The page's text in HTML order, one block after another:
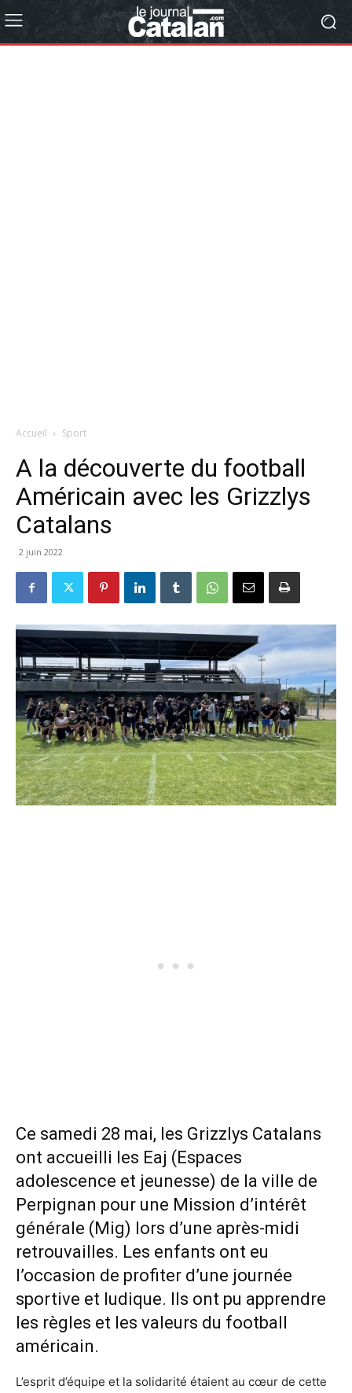
Accueil Sport
A la découverte du football
Américain avec les Grizzlys
Catalans
2 juin 2022
Ce samedi 28 mai, les Grizzlys Catalans
ont accueilli les Eaj (Espaces
adolescence et jeunesse) de la ville de
Perpignan pour une Mission d’intérêt
générale (Mig) lors d’une après-midi
retrouvailles. Les enfants ont eu
l’occasion de profiter d’une journée
sportive et ludique. Ils ont pu apprendre
les règles et les valeurs du football
américain.
L’esprit d’équipe et la solidarité étaient au cœur de cette